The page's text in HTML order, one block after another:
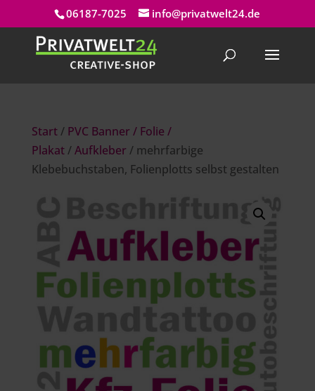
06187-7025 info@privatwelt24.de
Start/ PVC Banner / Folie /
Plakat/Aufkleber/ mehrfarbige
Klebebuchstaben, Folienplotts selbst gestalten